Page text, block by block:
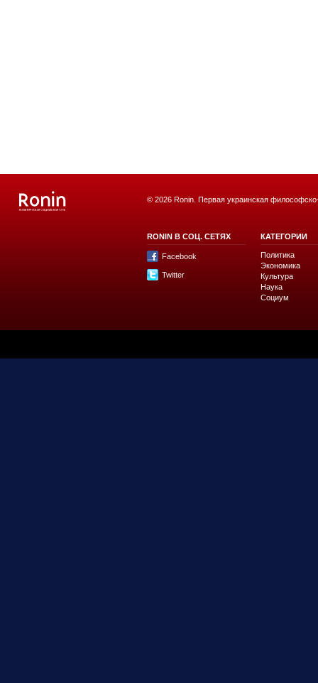
© 2026 Ronin. Первая украинская
RONIN В СОЦ. СЕТЯХ
Facebook
Twitter
КАТЕГОРИИ
Политика
Экономика
Культура
Наука
Социум